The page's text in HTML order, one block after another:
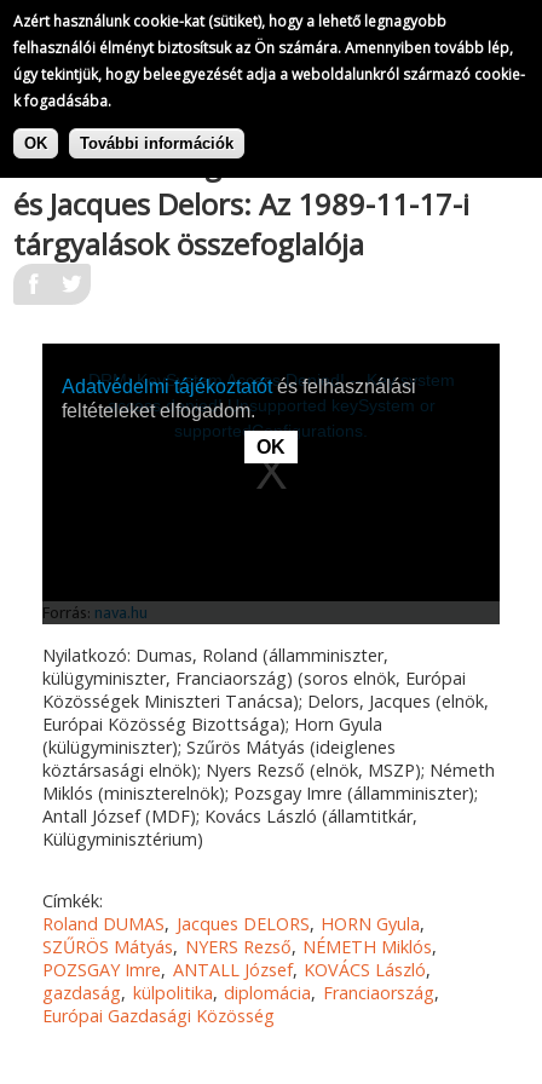
Azért használunk cookie-kat (sütiket), hogy a lehető legnagyobb
felhasználói élményt biztosítsuk az Ön számára. Amennyiben tovább lép,
úgy tekintjük, hogy beleegyezését adja a weboldalunkról származó cookie-
k fogadásába.
OK További információk
Ugrás
A Magyar Televízió híradói
697/823
A Magyar Televízió híradói
Hazánkba látogatott Roland Dumas
és Jacques Delors: Az 1989-11-17-i
tárgyalások összefoglalója
Nyilatkozó: Dumas, Roland (államminiszter,
külügyminiszter, Franciaország) (soros elnök, Európai
Közösségek Miniszteri Tanácsa); Delors, Jacques (elnök,
Európai Közösség Bizottsága); Horn Gyula
(külügyminiszter); Szűrös Mátyás (ideiglenes
köztársasági elnök); Nyers Rezső (elnök, MSZP); Németh
Miklós (miniszterelnök); Pozsgay Imre (államminiszter);
Antall József (MDF); Kovács László (államtitkár,
Külügyminisztérium)
Címkék:
Roland DUMAS
Jacques DELORS HORN Gyula
SZŰRÖS Mátyás
NYERS Rezső NÉMETH Miklós
POZSGAY Imre ANTALL József KOVÁCS László
gazdaság külpolitika diplomácia
Franciaország
Európai Gazdasági Közösség